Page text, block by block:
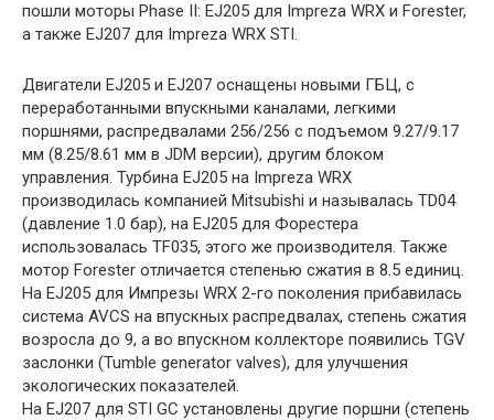
пошли моторы Phase II: EJ205 для Impreza WRX и Forester,
а также EJ207 для Impreza WRX STI.
Двигатели EJ205 и EJ207 оснащены новыми ГБЦ, с
переработанными впускными каналами, легкими
поршнями, распредвалами 256/256 с подъемом 9.27/9.17
мм (8.25/8.61 мм в JDM версии), другим блоком
управления. Турбина EJ205 на Impreza WRX
производилась компанией Mitsubishi и называлась TD04
(давление 1.0 бар), на EJ205 для Форестера
использовалась TF035, этого же производителя. Также
мотор Forester отличается степенью сжатия в 8.5 единиц.
На EJ205 для Импрезы WRX 2-го поколения прибавилась
система AVCS на впускных распредвалах, степень сжатия
возросла до 9, а во впускном коллекторе появились TGV
заслонки (Tumble generator valves), для улучшения
экологических показателей.
На EJ207 для STI GC установлены другие поршни (степень